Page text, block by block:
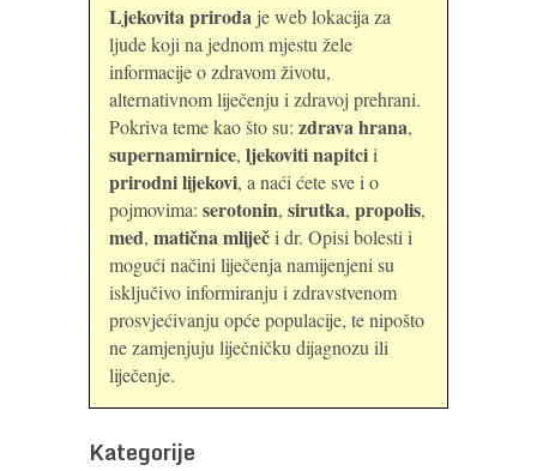
Ljekovita priroda je web lokacija za
ljude koji na jednom mjestu žele
informacije o zdravom životu,
alternativnom liječenju i zdravoj prehrani.
Pokriva teme kao što su: zdrava hrana,
supernamirnice, ljekoviti napitcii
prirodni lijekovi, a naći ćete sve i o
pojmovima: serotonin, sirutka, propolis,
med, matična mliječi dr. Opisi bolesti i
mogući načini liječenja namijenjeni su
isključivo informiranju i zdravstvenom
prosvjećivanju opće populacije, te nipošto
ne zamjenjuju liječničku dijagnozu ili
liječenje.
Kategorije